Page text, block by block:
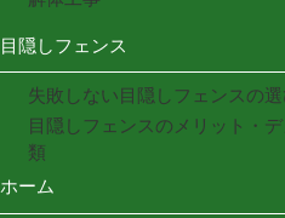
目隠しフェンス
失敗しない目隠しフェンスの
目隠しフェンスのメリット・
類
ホーム